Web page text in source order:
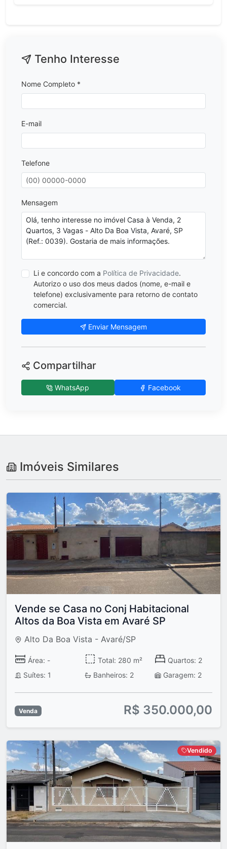
Tenho Interesse
Nome Completo *
E-mail
Telefone
Mensagem
Li e concordo com a Política de Privacidade.
Autorizo o uso dos meus dados (nome, e-mail e
telefone) exclusivamente para retorno de contato
comercial.
Enviar Mensagem
Compartilhar
WhatsApp Facebook
Imóveis Similares
Vende se Casa no Conj Habitacional
Altos da Boa Vista em Avaré SP
Alto Da Boa Vista - Avaré/SP
Área: - Total: 280 m²
Quartos: 2
Suítes: 1
Banheiros: 2 Garagem: 2
Venda R$ 350.000,00
Vendido